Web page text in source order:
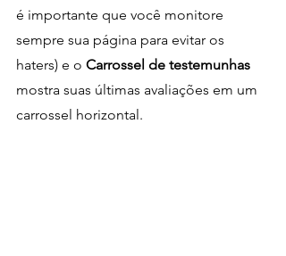
é importante que você monitore
sempre sua página para evitar os
haters) e o Carrossel de testemunhas
mostra suas últimas avaliações em um
carrossel horizontal.